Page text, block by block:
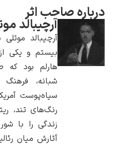
پیر آگوست رنوآر
اثر
آرچیبالد موتلی
آرچیبالد موتلی نقاش
بیستم و یکی از چهره‌های
هارلم بود که صحنه‌هایی
شبانه، فرهنگ شهری و
سیاه‌پوست آمریکا را به
رنگ‌های تند، ریتم تصویری و
زندگی را با شور و موسیقی
آثارش میان رئالیسم و